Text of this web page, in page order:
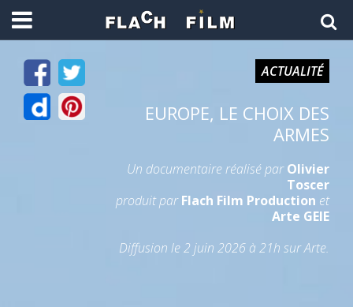
EUROPE, LE CHOIX DES
ARMES
Un documentaire réalisé parOlivier
Toscer
produit parFlach Film Production et
Arte GEIE
Diffusion le 2 juin 2026 à 21h sur Arte.
ACTUALITÉ